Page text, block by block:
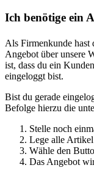
Ich benötige ein
Als Firmenkunde
Angebot über unsere
ist, dass du ein
eingeloggt bist.
Bist du gerade
Befolge hierzu die
Stelle noch
Lege alle
Wähle den
Das Angebot